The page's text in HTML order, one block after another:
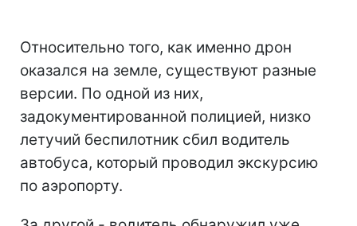
Относительно того, как именно дрон
оказался на земле, существуют разные
версии. По одной из них,
задокументированной полицией, низко
летучий беспилотник сбил водитель
автобуса, который проводил экскурсию
по аэропорту.